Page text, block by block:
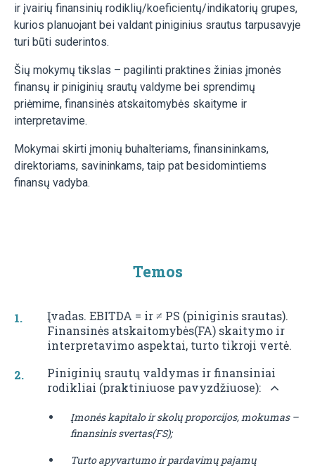
ir įvairių finansinių rodiklių/koeficientų/indikatorių grupes,
kurios planuojant bei valdant piniginius srautus tarpusavyje
turi būti suderintos.
Šių mokymų tikslas – pagilinti praktines žinias įmonės
finansų ir piniginių srautų valdyme bei sprendimų
priėmime, finansinės atskaitomybės skaityme ir
interpretavime.
Mokymai skirti įmonių buhalteriams, finansininkams,
direktoriams, savininkams, taip pat besidomintiems
finansų vadyba.
Temos
Įvadas. EBITDA = ir ≠ PS (piniginis srautas).
Finansinės atskaitomybės(FA) skaitymo ir
interpretavimo aspektai, turto tikroji vertė.
Piniginių srautų valdymas ir finansiniai
rodikliai (praktiniuose pavyzdžiuose):
Įmonės kapitalo ir skolų proporcijos, mokumas –
finansinis svertas(FS);
Turto apyvartumo ir pardavimų pajamų